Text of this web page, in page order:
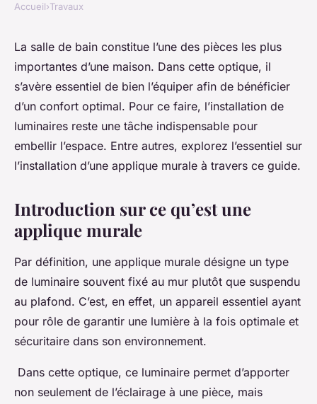
Comment installer une
applique murale pour salle de
bain ?
Célia•24 octobre 2024•3 min de lecture
Accueil›Travaux
La salle de bain constitue l’une des pièces les plus
importantes d’une maison. Dans cette optique, il
s’avère essentiel de bien l’équiper afin de bénéficier
d’un confort optimal. Pour ce faire, l’installation de
luminaires reste une tâche indispensable pour
embellir l’espace. Entre autres, explorez l’essentiel sur
l’installation d’une applique murale à travers ce guide.
Introduction sur ce qu’est une
applique murale
Par définition, une applique murale désigne un type
de luminaire souvent fixé au mur plutôt que suspendu
au plafond. C’est, en effet, un appareil essentiel ayant
pour rôle de garantir une lumière à la fois optimale et
sécuritaire dans son environnement.
Dans cette optique, ce luminaire permet d’apporter
non seulement de l’éclairage à une pièce, mais